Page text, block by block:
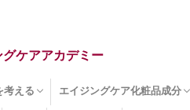
ケアアカデミー
考える エイジングケア化粧品成分